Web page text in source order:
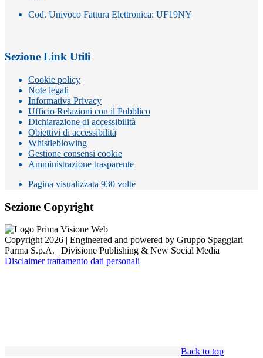
Cod. Univoco Fattura Elettronica: UF19NY
Sezione Link Utili
Cookie policy
Note legali
Informativa Privacy
Ufficio Relazioni con il Pubblico
Dichiarazione di accessibilità
Obiettivi di accessibilità
Whistleblowing
Gestione consensi cookie
Amministrazione trasparente
Pagina visualizzata 930 volte
Sezione Copyright
Copyright 2026 | Engineered and powered by Gruppo Spaggiari
Parma S.p.A. | Divisione Publishing & New Social Media
Disclaimer trattamento dati personali
Back to top